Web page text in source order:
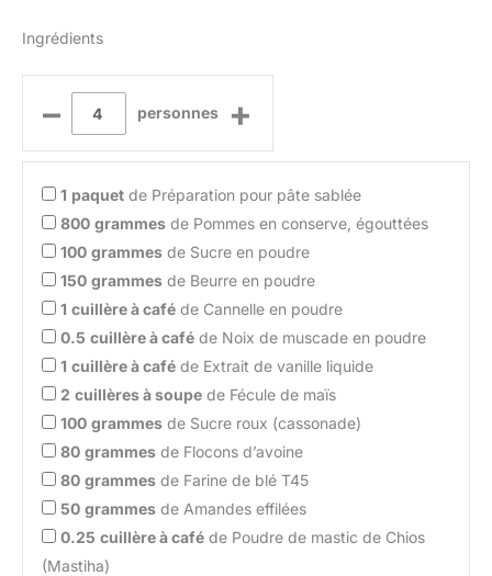
Ingrédients
– personnes +
1 paquet de Préparation pour pâte sablée
800 grammes de Pommes en conserve, égouttées
100 grammes de Sucre en poudre
150 grammes de Beurre en poudre
1 cuillère à café de Cannelle en poudre
0.5 cuillère à café de Noix de muscade en poudre
1 cuillère à café de Extrait de vanille liquide
2 cuillères à soupe de Fécule de maïs
100 grammes de Sucre roux (cassonade)
80 grammes de Flocons d’avoine
80 grammes de Farine de blé T45
50 grammes de Amandes effilées
0.25 cuillère à café de Poudre de mastic de Chios
(Mastiha)